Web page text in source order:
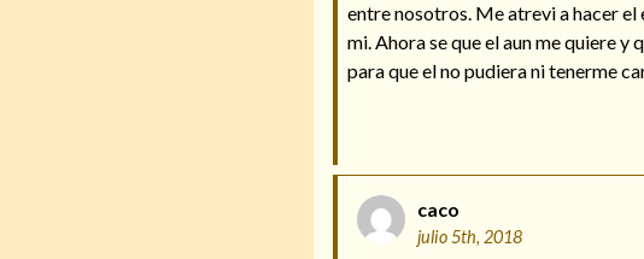
entre nosotros. Me atrevi a hacer el
mi. Ahora se que el aun me quiere
para que el no pudiera ni tenerme
caco
julio 5th, 2018